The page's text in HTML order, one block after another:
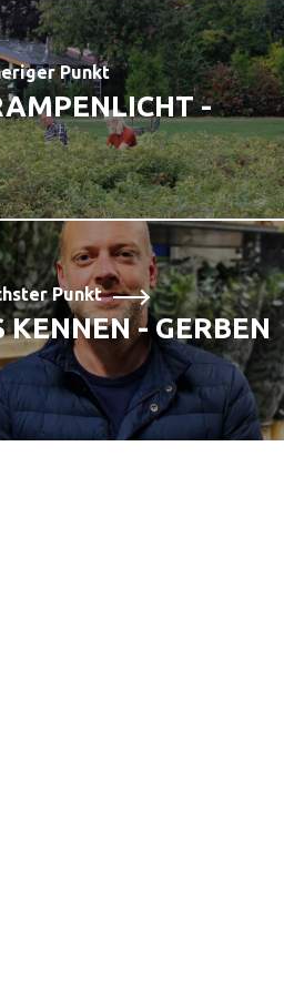
Punkt
-
Punkt
KENNEN - GERBEN